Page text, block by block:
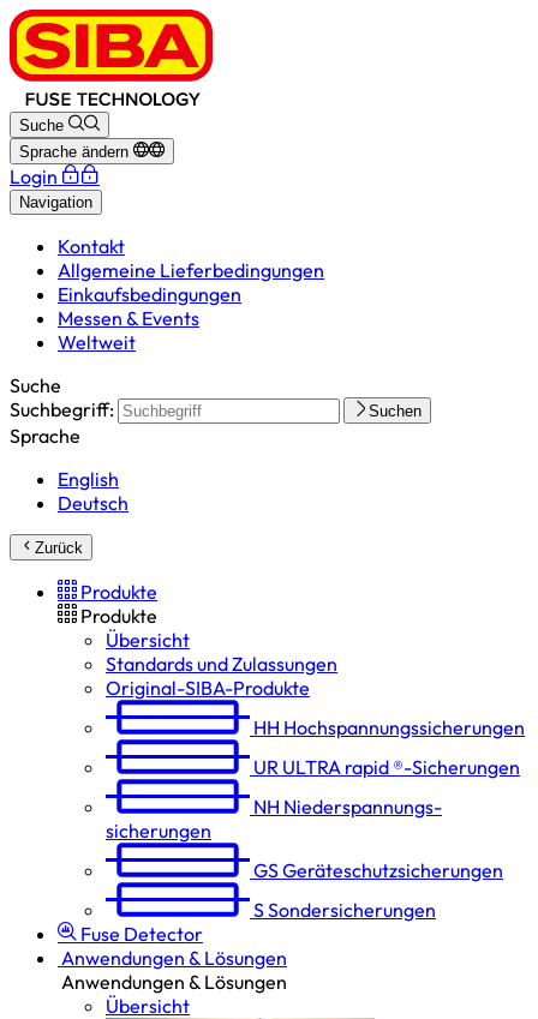
Suche
Sprache ändern
Login
Navigation
Kontakt
Allgemeine Lieferbedingungen
Einkaufsbedingungen
Messen & Events
Weltweit
Suche
Suchbegriff:
Suchen
Sprache
English
Deutsch
Zurück
Produkte
Produkte
Übersicht
Standards und Zulassungen
Original-SIBA-Produkte
HH Hochspannungs­sicherungen
UR ULTRA rapid ®-Sicherungen
NH Niederspannungs­
sicherungen
GSGeräteschutz­sicherungen
SSondersicherungen
Fuse Detector
Anwendungen & Lösungen
Anwendungen & Lösungen
Übersicht